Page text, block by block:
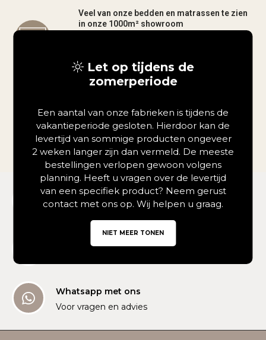
Veel van onze bedden en matrassen te zien
in onze 1000m² showroom
Duizenden tevreden klanten gingen je voor.
4.7/5
Bel ons op 010 - 3034420
Ma. t/m Vr. tussen 13u t/m 16u
Mail ons - info@dreambedden.nl
Whatsapp met ons
Voor vragen en advies
Let op tijdens de
zomerperiode
Een aantal van onze fabrieken is tijdens de
vakantieperiode gesloten. Hierdoor kan de
levertijd van sommige producten ongeveer
2 weken langer zijn dan vermeld. De meeste
bestellingen verlopen gewoon volgens
planning. Heeft u vragen over de levertijd
van een specifiek product? Neem gerust
contact met ons op. Wij helpen u graag.
NIET MEER TONEN